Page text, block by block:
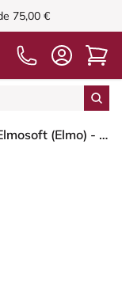
75,00 €
HÅG Capisco 8106 - Elmosoft (Elmo) - Cuir semi-aniline - EL33004 - Cognac - Blush Rose - 265 mm (hauteur d’assise 53–79 cm) - Patins